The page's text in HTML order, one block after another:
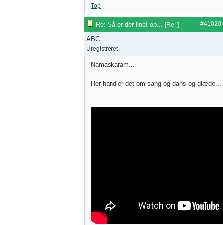
Top
#41020
Re: Så er der linet op... [Re: ]
ABC
Uregistreret
Namaskaram...
Her handler det om sang og dans og glæde...